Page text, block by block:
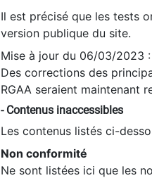
Il est précisé que les tests
version publique du site.
Mise à jour du 06/03/2023 :
Des corrections des
RGAA seraient maintenant
- Contenus inaccessibles
Les contenus listés ci-
Non conformité
Ne sont listées ici que les